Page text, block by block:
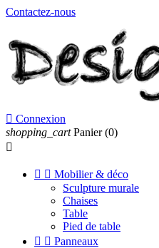
Contactez-nous
 Connexion
shopping_cart Panier (0)

  Mobilier & déco
Sculpture murale
Chaises
Table
Pied de table
  Panneaux